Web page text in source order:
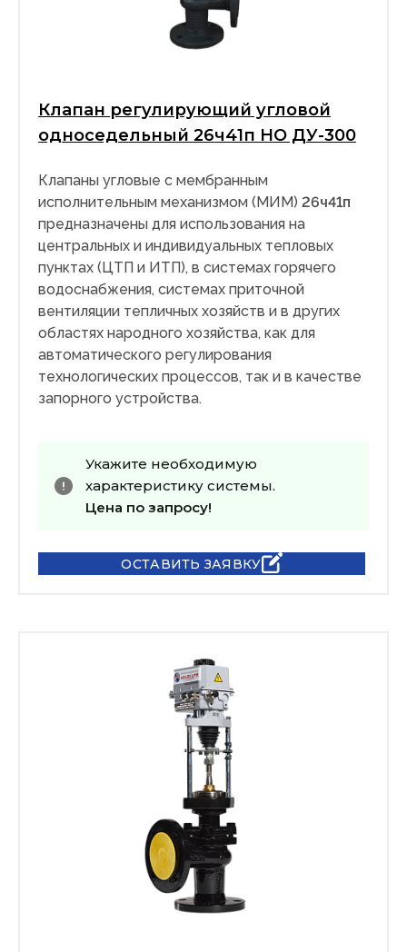
Клапан регулирующий угловой
односедельный 26ч41п НО ДУ-300
Клапаны угловые с мембранным
исполнительным механизмом (МИМ) 26ч41п
предназначены для использования на
центральных и индивидуальных тепловых
пунктах (ЦТП и ИТП), в системах горячего
водоснабжения, системах приточной
вентиляции тепличных хозяйств и в других
областях народного хозяйства, как для
автоматического регулирования
технологических процессов, так и в качестве
запорного устройства.
Укажите необходимую
характеристику системы.
Цена по запросу!
ОСТАВИТЬ ЗАЯВКУ